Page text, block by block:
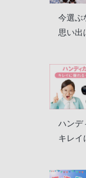
今選ぶ
思い出
ハンデ
キレイ